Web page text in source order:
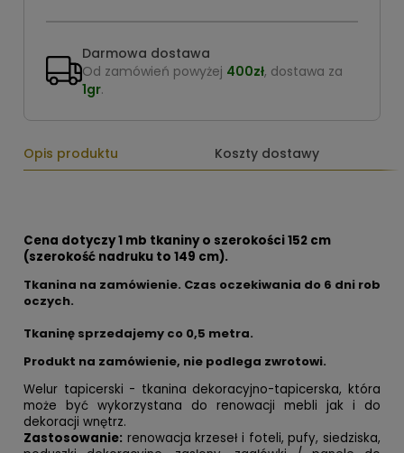
Darmowa dostawa
Od zamówień powyżej 400zł, dostawa za
1gr.
Opis produktu Koszty dostawy
Cena dotyczy 1 mb tkaniny o szerokości 152 cm
(szerokość nadruku to 149 cm).
Tkanina na zamówienie. Czas oczekiwania do 6 dni rob
oczych.
Tkaninę sprzedajemy co 0,5 metra.
Produkt na zamówienie, nie podlega zwrotowi.
Welur tapicerski - tkanina dekoracyjno-tapicerska, która
może być wykorzystana do renowacji mebli jak i do
dekoracji wnętrz.
Zastosowanie: renowacja krzeseł i foteli, pufy, siedziska,